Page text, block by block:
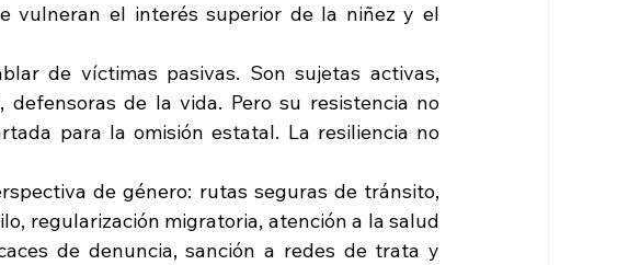
vulneran el interés superior de la niñez y el
de víctimas pasivas. Son sujetas activas,
defensoras de la vida. Pero su resistencia no
para la omisión estatal. La resiliencia no
de género: rutas seguras de tránsito,
regularización migratoria, atención a la salud
de denuncia, sanción a redes de trata y